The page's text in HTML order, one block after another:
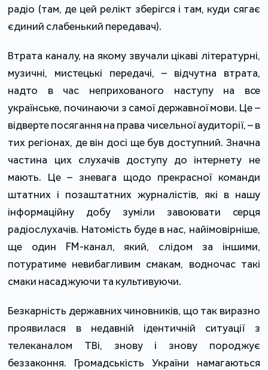
радіо (там, де цей релікт зберігся і там, куди сягає
єдиний слабенький передавач).
Втрата каналу, на якому звучали цікаві літературні,
музичні, мистецькі передачі, – відчутна втрата,
надто в час неприхованого наступу на все
українське, починаючи з самої державної мови. Це –
відверте посягання на права чисельної аудиторії, – в
тих регіонах, де він досі ще був доступний. Значна
частина цих слухачів доступу до інтернету не
мають. Це – зневага щодо прекрасної команди
штатних і позаштатних журналістів, які в нашу
інформаційну добу зуміли завоювати серця
радіослухачів. Натомість буде в нас, найімовірніше,
ще один FM-канал, який, слідом за іншими,
потуратиме невибагливим смакам, водночас такі
смаки насаджуючи та культивуючи.
Безкарність державних чиновників, що так виразно
проявилася в недавній ідентичній ситуації з
телеканалом ТВі, знову і знову породжує
беззаконня. Громадськість України намагаються